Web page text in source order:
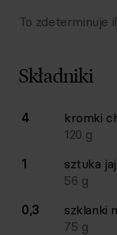
To zdeterminuje
Składniki
Lista
Ilość Składnik
4 kromki
120 g
1
sztuka
56 g
0,3
szklanki
75 g